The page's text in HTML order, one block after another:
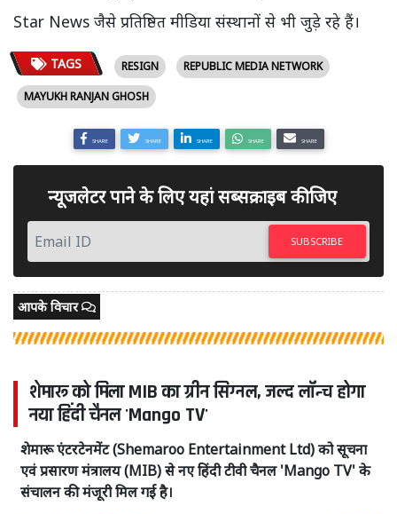
Star News जैसे प्रतिष्ठित मीडिया संस्थानों से भी जुड़े रहे हैं।
TAGS RESIGN
REPUBLIC MEDIA NETWORK
MAYUKH RANJAN GHOSH
SHARE SHARE SHARE SHARE SHARE
न्यूजलेटर पाने के लिए यहां सब्सक्राइब कीजिए
SUBSCRIBE
आपके विचार
शेमारू को मिला MIB का ग्रीन सिग्नल, जल्द लॉन्च होगा
नया हिंदी चैनल 'Mango TV'
शेमारू एंटरटेनमेंट (Shemaroo Entertainment Ltd) को सूचना
एवं प्रसारण मंत्रालय (MIB) से नए हिंदी टीवी चैनल 'Mango TV' के
संचालन की मंजूरी मिल गई है।